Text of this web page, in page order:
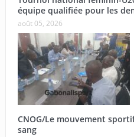
équipe qualifiée pour les
août 05, 2026
CNOG/Le mouvement
sang